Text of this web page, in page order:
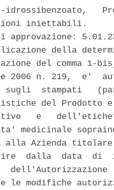
idrossibenzoato,
iniettabili.
approvazione:
della
del comma 1-
2006 n. 219,  e'
sugli  stampati
del Prodotto
e
medicinale
alla Azienda
dalla  data  di
dell'Autorizzazione
le modifiche